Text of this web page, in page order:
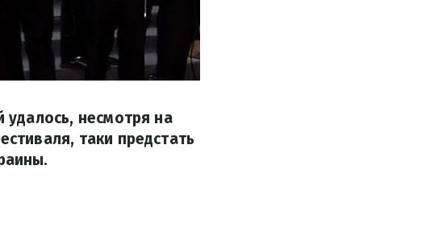
несмотря на
таки предстать